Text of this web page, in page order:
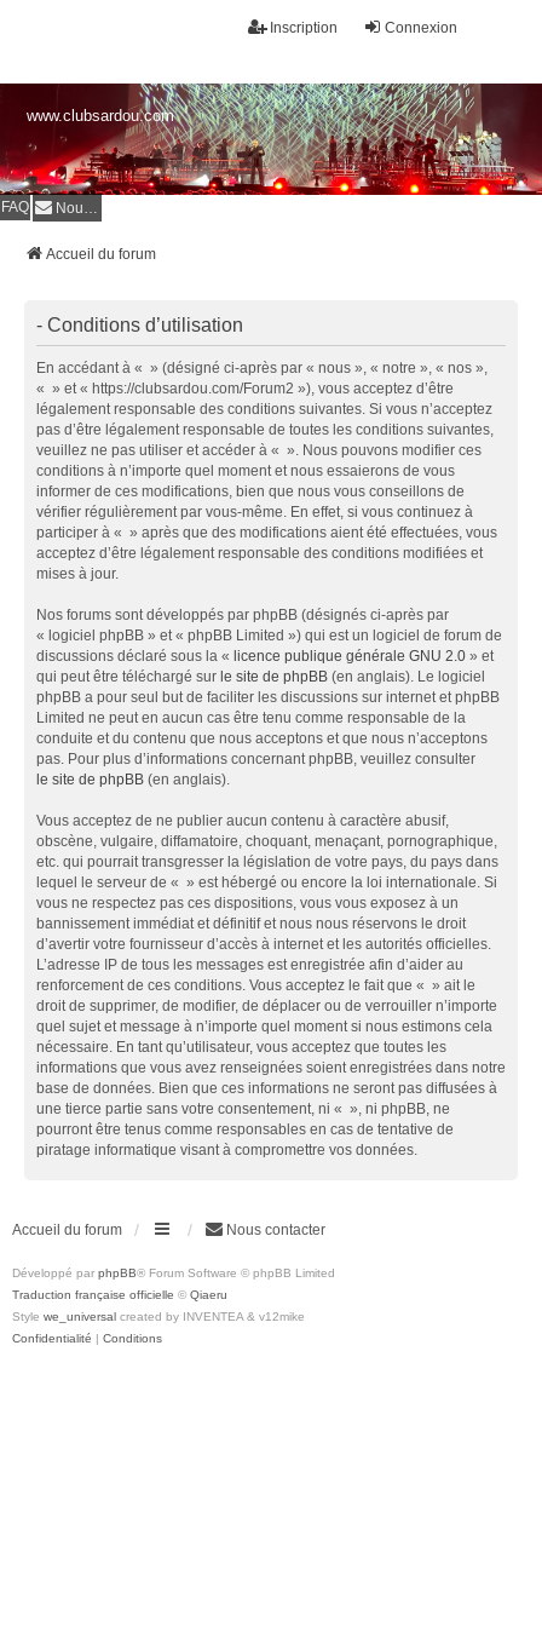
Connexion
Inscription
www.clubsardou.com
FAQ Nous contacter
Accueil du forum
- Conditions d’utilisation
En accédant à « » (désigné ci-après par « nous », « notre », « nos »,
« » et « https://clubsardou.com/Forum2 »), vous acceptez d’être
légalement responsable des conditions suivantes. Si vous n’acceptez
pas d’être légalement responsable de toutes les conditions suivantes,
veuillez ne pas utiliser et accéder à « ». Nous pouvons modifier ces
conditions à n’importe quel moment et nous essaierons de vous
informer de ces modifications, bien que nous vous conseillons de
vérifier régulièrement par vous-même. En effet, si vous continuez à
participer à « » après que des modifications aient été effectuées, vous
acceptez d’être légalement responsable des conditions modifiées et
mises à jour.
Nos forums sont développés par phpBB (désignés ci-après par
« logiciel phpBB » et « phpBB Limited ») qui est un logiciel de forum de
discussions déclaré sous la « licence publique générale GNU 2.0 » et
qui peut être téléchargé sur le site de phpBB (en anglais). Le logiciel
phpBB a pour seul but de faciliter les discussions sur internet et phpBB
Limited ne peut en aucun cas être tenu comme responsable de la
conduite et du contenu que nous acceptons et que nous n’acceptons
pas. Pour plus d’informations concernant phpBB, veuillez consulter
le site de phpBB (en anglais).
Vous acceptez de ne publier aucun contenu à caractère abusif,
obscène, vulgaire, diffamatoire, choquant, menaçant, pornographique,
etc. qui pourrait transgresser la législation de votre pays, du pays dans
lequel le serveur de « » est hébergé ou encore la loi internationale. Si
vous ne respectez pas ces dispositions, vous vous exposez à un
bannissement immédiat et définitif et nous nous réservons le droit
d’avertir votre fournisseur d’accès à internet et les autorités officielles.
L’adresse IP de tous les messages est enregistrée afin d’aider au
renforcement de ces conditions. Vous acceptez le fait que « » ait le
droit de supprimer, de modifier, de déplacer ou de verrouiller n’importe
quel sujet et message à n’importe quel moment si nous estimons cela
nécessaire. En tant qu’utilisateur, vous acceptez que toutes les
informations que vous avez renseignées soient enregistrées dans notre
base de données. Bien que ces informations ne seront pas diffusées à
une tierce partie sans votre consentement, ni « », ni phpBB, ne
pourront être tenus comme responsables en cas de tentative de
piratage informatique visant à compromettre vos données.
Accueil du forum Nous contacter
Développé par phpBB® Forum Software © phpBB Limited
Traduction française officielle © Qiaeru
Style we_universal created by INVENTEA & v12mike
Confidentialité | Conditions